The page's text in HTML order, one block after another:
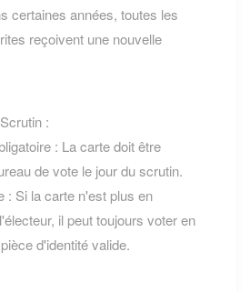
certaines années, toutes les
reçoivent une nouvelle
:
: La carte doit être
de vote le jour du scrutin.
: Si la carte n'est plus en
il peut toujours voter en
d'identité valide.